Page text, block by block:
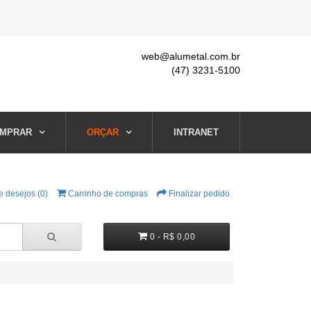
web@alumetal.com.br
(47) 3231-5100
ORÇAR INTRANET
desejos (0) Carrinho de compras Finalizar pedido
0 - R$ 0,00